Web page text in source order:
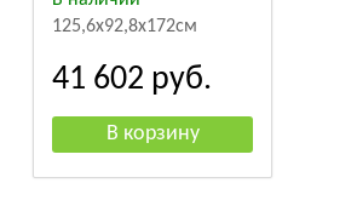
125,6x92,8x172см
41 602 руб.